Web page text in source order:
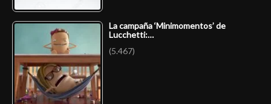
La campaña ‘Minimomentos’ de
Lucchetti:…
(5.467)